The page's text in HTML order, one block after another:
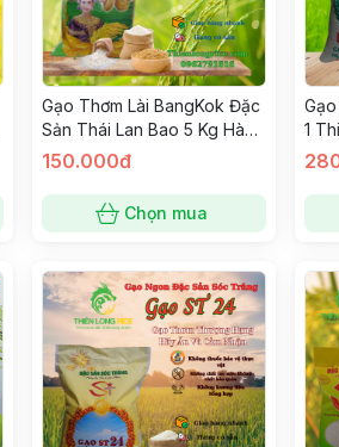
Gạo Thơm Lài BangKok Đặc
Sản Thái Lan Bao 5 Kg Hàng
Loại 1- Trắng Cơm Thơm
Rice
150.000đ
Chọn mua
1
Dẻo